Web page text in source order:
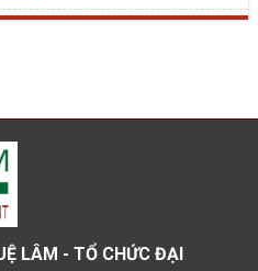
LÂM - TỔ CHỨC ĐẠI